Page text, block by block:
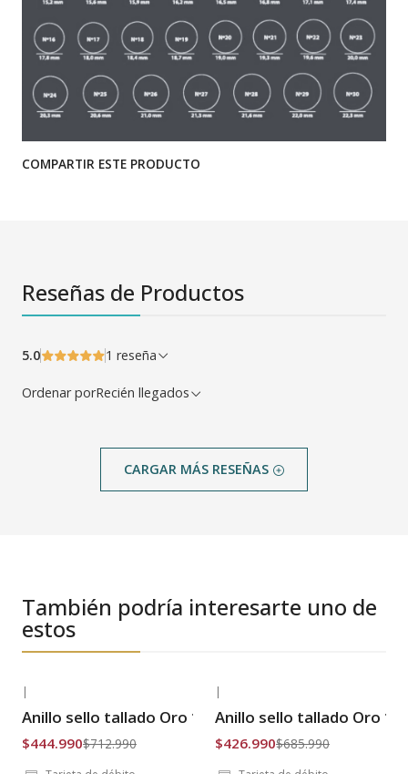
COMPARTIR ESTE PRODUCTO
Reseñas de Productos
5.0 1 reseña
Ordenar porRecién llegados
CARGAR MÁS RESEÑAS
También podría interesarte uno de
estos
Envío Gratis
|
Anillo sello tallado Oro 18k
$444.990$712.990
Envío Gratis
|
Anillo sello tallado Oro
$426.990$685.990